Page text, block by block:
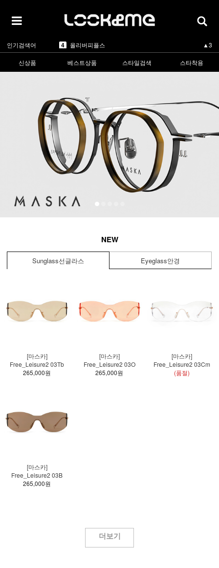
인기검색어
1 라피스센시블레 ▲3
마스카 ▲3
4 올리버피플스 ▲3
5 카렌워커 ▲1
라피스센시블레
신상품 베스트상품 스타일검색 스타착용
NEW
Sunglass선글라스 Eyeglass안경
[마스카]
Free_Leisure2 03Tb
265,000원
[마스카]
Free_Leisure2 03O
265,000원
[마스카]
Free_Leisure2 03Cm
(품절)
[마스카]
Free_Leisure2 03B
265,000원
더보기